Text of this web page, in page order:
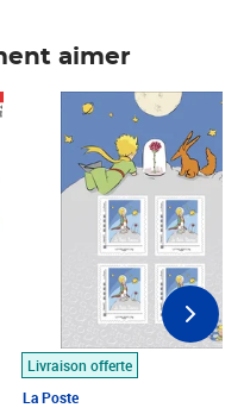
aimer
Livraison offerte
La Poste
Prix 7,50€